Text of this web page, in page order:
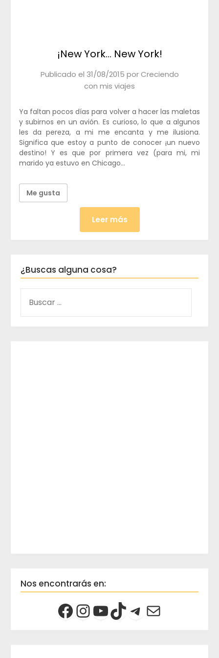
¡New York… New York!
Publicado el 31/08/2015 porCreciendo
con mis viajes
Ya faltan pocos días para volver a hacer las maletas
y subirnos en un avión. Es curioso, lo que a algunos
les da pereza, a mi me encanta y me ilusiona.
Significa que estoy a punto de conocer ¡un nuevo
destino! Y es que por primera vez (para mi, mi
marido ya estuvo en Chicago…
Me gusta
Leer más
¿Buscas alguna cosa?
Nos encontrarás en: